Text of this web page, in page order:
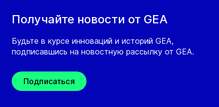
Получайте новости от GEA
Будьте в курсе инноваций и историй GEA,
подписавшись на новостную рассылку от GEA.
Подписаться